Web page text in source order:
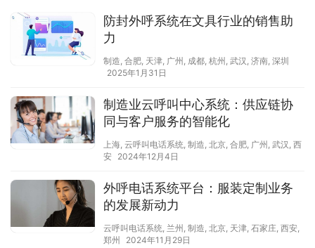
防封外呼系统在文具行业的销售助
力
制造, 合肥, 天津, 广州 , 成都, 杭州 , 武汉 , 济南, 深圳
2025年1月31日
制造业云呼叫中心系统：供应链协
同与客户服务的智能化
上海, 云呼叫电话系统, 制造, 北京, 合肥, 广州 , 武汉 , 西
安 2024年12月4日
外呼电话系统平台：服装定制业务
的发展新动力
云呼叫电话系统, 兰州 , 制造, 北京, 天津, 石家庄, 西安,
郑州
2024年11月29日